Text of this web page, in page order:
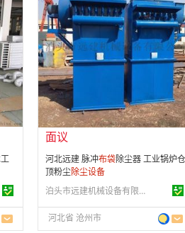
面议
会员注册：第 5 年
经营模式：
生产制造
成立日期：
2016-08-01
供应产品：
面议
河北远建 脉冲布袋除尘器 工业锅炉仓
顶粉尘除尘设备
泊头市远建机械设备有限公司
河北省 沧州市